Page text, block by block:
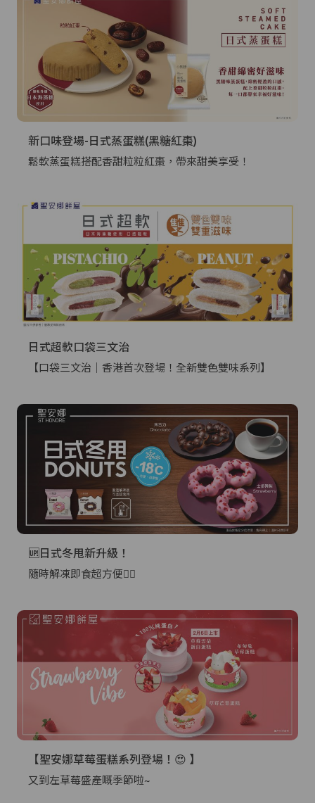
新口味登場-日式蒸蛋糕(黑糖紅棗)
鬆軟蒸蛋糕搭配香甜粒粒紅棗，帶來甜美享受！
日式超軟口袋三文治
【口袋三文治｜香港首次登場！全新雙色雙味系列】
🆙日式冬甩新升級！
隨時解凍即食超方便👍🏻
【聖安娜草莓蛋糕系列登場！😍 】
又到左草莓盛產嘅季節啦~